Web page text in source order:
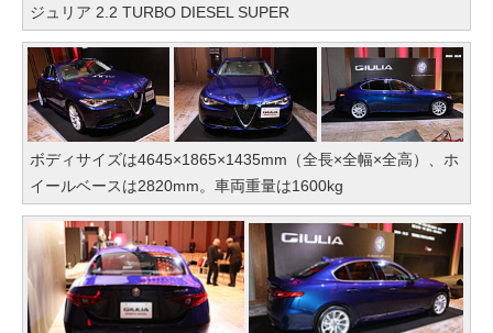
ジュリア 2.2 TURBO DIESEL SUPER
ボディサイズは4645×1865×1435mm（全長×全幅×全高）、ホ
イールベースは2820mm。車両重量は1600kg